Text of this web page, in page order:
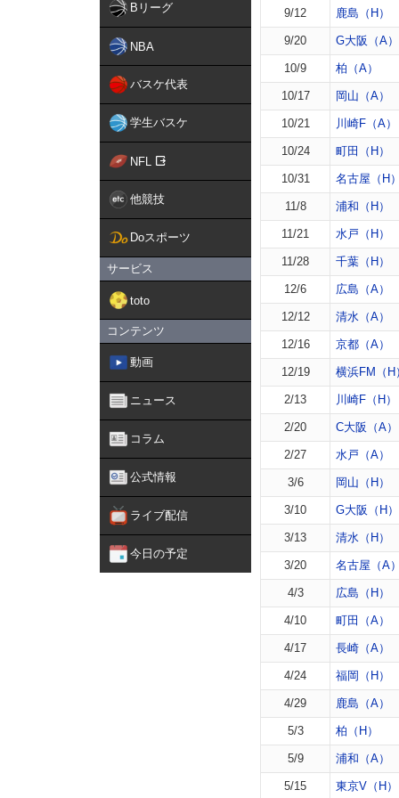
Bリーグ
NBA
バスケ代表
学生バスケ
NFL
他競技
Doスポーツ
サービス
toto
コンテンツ
動画
ニュース
コラム
公式情報
ライブ配信
今日の予定
9/12 鹿島（H）
9/20 G大阪（A）
10/9 柏（A）
10/17 岡山（A）
10/21 川崎F（A）
10/24 町田（H）
10/31 名古屋（H
11/8 浦和（H）
11/21 水戸（H）
11/28 千葉（H）
12/6 広島（A）
12/12 清水（A）
12/16 京都（A）
12/19 横浜FM（H
2/13 川崎F（H）
2/20 C大阪（A）
2/27 水戸（A）
3/6 岡山（H）
3/10 G大阪（H）
3/13 清水（H）
3/20 名古屋（A
4/3 広島（H）
4/10 町田（A）
4/17 長崎（A）
4/24 福岡（H）
4/29 鹿島（A）
5/3 柏（H）
5/9 浦和（A）
5/15 東京V（H）